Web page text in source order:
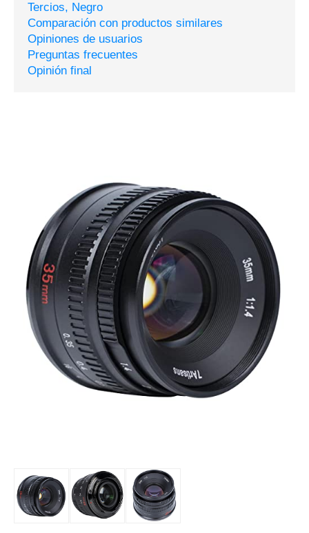
Tercios, Negro
Comparación con productos similares
Opiniones de usuarios
Preguntas frecuentes
Opinión final